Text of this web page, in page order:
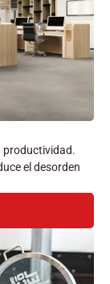
productividad.
el desorden